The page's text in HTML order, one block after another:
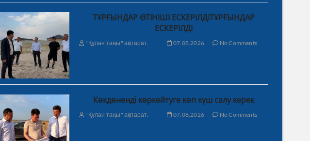
ТҰРҒЫНДАР ӨТІНІШІ ЕСКЕРІЛДІТҰРҒЫНДАР
ЕСКЕРІЛДІ
"Құлан таңы" ақпарат. 07.08.2026 No Comments
Көкдөненді көркейтуге көп күш салу керек
"Құлан таңы" ақпарат. 07.08.2026 No Comments